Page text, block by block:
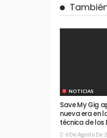
NOTICIAS
Save My Gig
nueva era en
técnica de los
6 De Agosto De